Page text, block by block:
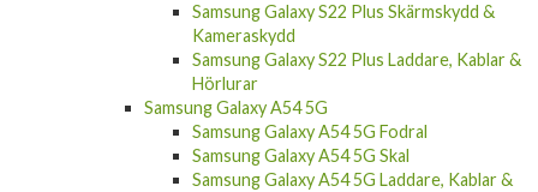
Samsung Galaxy S22 Plus Skärmskydd &
Kameraskydd
Samsung Galaxy S22 Plus Laddare, Kablar &
Hörlurar
Samsung Galaxy A54 5G
Samsung Galaxy A54 5G Fodral
Samsung Galaxy A54 5G Skal
Samsung Galaxy A54 5G Laddare, Kablar &